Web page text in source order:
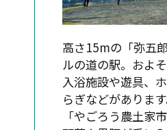
高さ15mの「弥五
ルの道の駅。およ
入浴施設や遊具、
らぎなどがありま
「やごろう農土家